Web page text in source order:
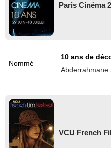
Paris Cinéma
Nommé
10 ans de
Abderrahmane
VCU French